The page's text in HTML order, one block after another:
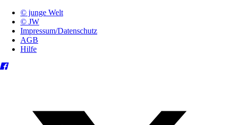
© junge Welt
© JW
Impressum/Datenschutz
AGB
Hilfe